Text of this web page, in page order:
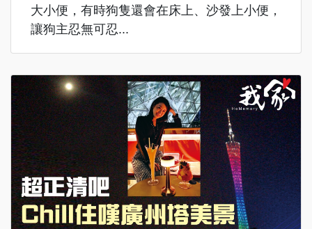
大小便，有時狗隻還會在床上、沙發上小便，
讓狗主忍無可忍...